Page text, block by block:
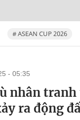
# ASEAN CUP 2026
- 05:35
nhân
ra động